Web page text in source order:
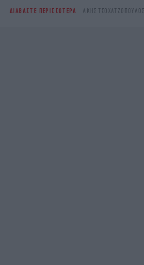
ΔΙΑΒΑΣΤΕ ΠΕΡΙΣΣΟΤΕΡΑ ΆΚΗΣ ΤΣΟΧΑΤΖΌΠΟΥΛΟΣ